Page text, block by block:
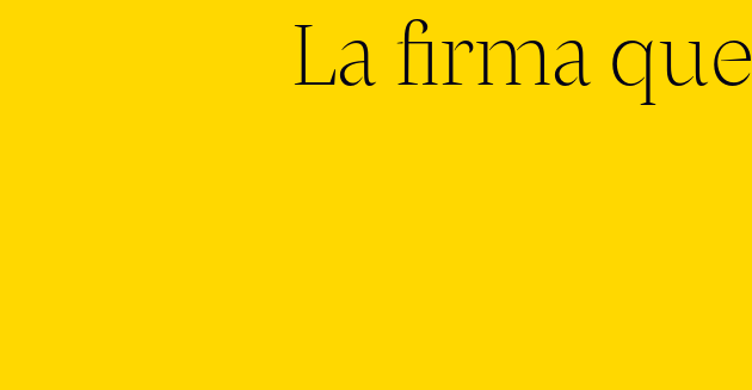
La firma que